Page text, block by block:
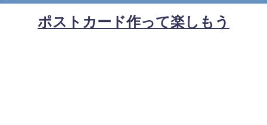
ポストカード作って楽しもう